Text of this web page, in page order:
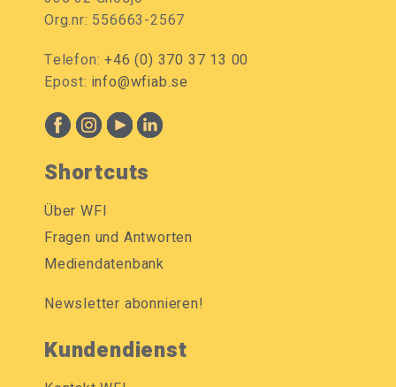
Org.nr: 556663-2567
Telefon:+46 (0) 370 37 13 00
Epost: info@wfiab.se
Shortcuts
Über WFI
Fragen und Antworten
Mediendatenbank
Newsletter abonnieren!
Kundendienst